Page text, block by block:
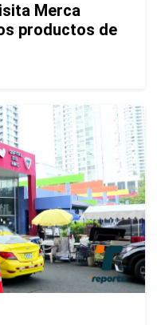
Merca
productos de